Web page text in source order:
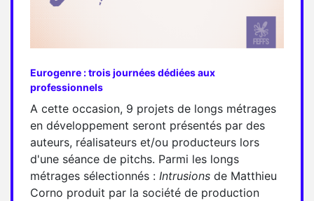
Eurogenre : trois journées dédiées aux
professionnels
A cette occasion, 9 projets de longs métrages
en développement seront présentés par des
auteurs, réalisateurs et/ou producteurs lors
d'une séance de pitchs. Parmi les longs
métrages sélectionnés : Intrusions de Matthieu
Corno produit par la société de production